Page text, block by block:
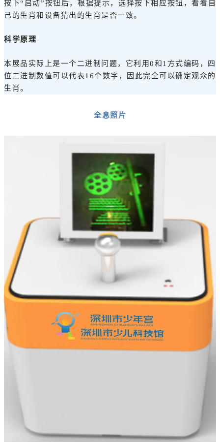
按下“启动”按钮后，根据提示，选择按下相应按钮，看看自
己的生肖和设备猜出的生肖是否一致。
科学原理
本展品实际上是一个二进制问题，它利用0和1方式编码，四
位二进制数值可以代表16个数字，因此完全可以确定观众的
生肖。
全息照片